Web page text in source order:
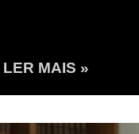
LER MAIS »